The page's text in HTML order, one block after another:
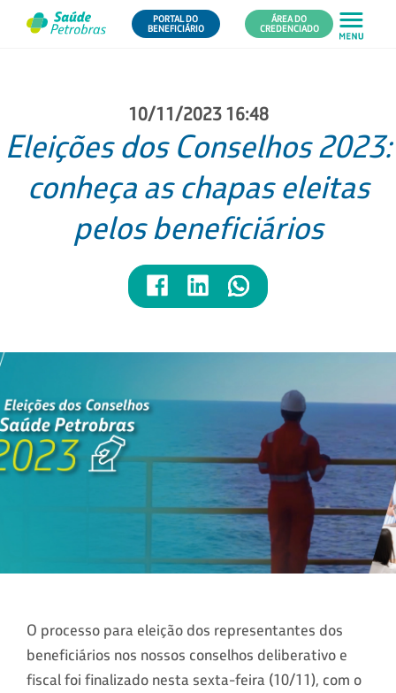
PORTAL DO
BENEFICIÁRIO
ÁREA DO
CREDENCIADO
10/11/2023 16:48
Eleições dos Conselhos 2023:
conheça as chapas eleitas
pelos beneficiários
O processo para eleição dos representantes dos
beneficiários nos nossos conselhos deliberativo e
fiscal foi finalizado nesta sexta-feira (10/11), com o